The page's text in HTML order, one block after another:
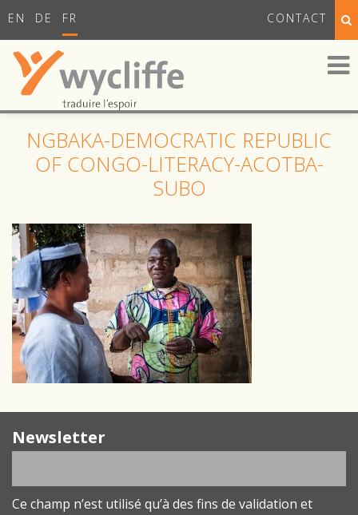
EN DE FR CONTACT
NGBAKA-DEMOCRATIC REPUBLIC
OF CONGO-LITERACY-ACOTBA-
SUBO
Newsletter
Ce champ n’est utilisé qu’à des fins de validation et